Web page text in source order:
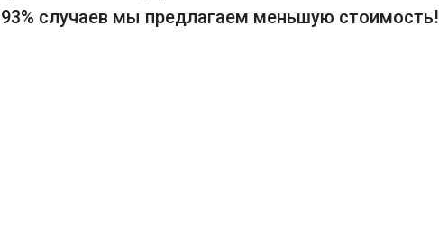
случаев мы предлагаем меньшую стоимость!